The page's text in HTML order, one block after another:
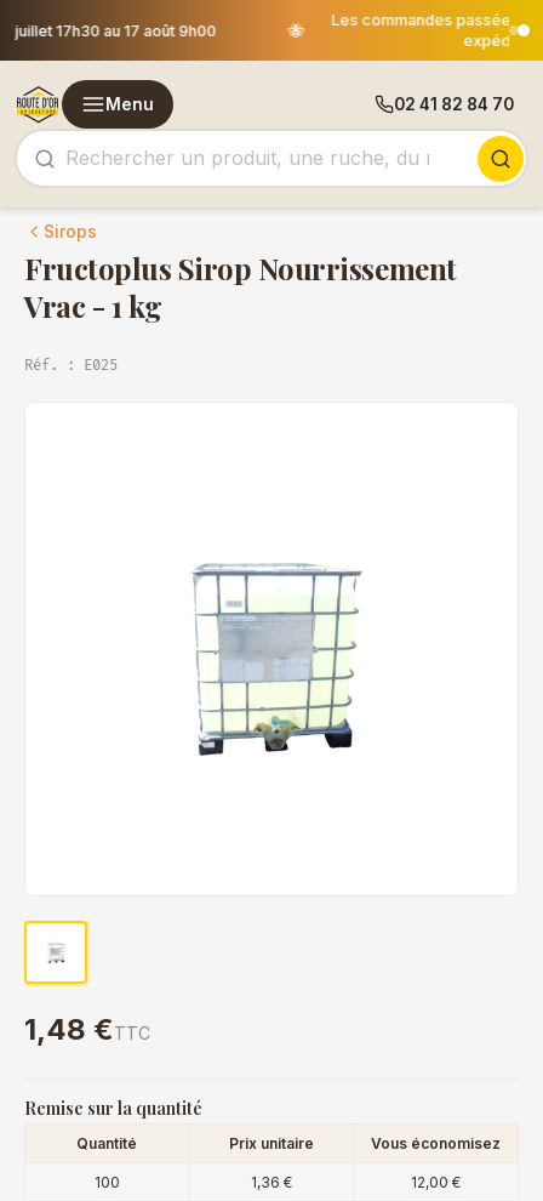
🐝
Les commandes passées après le 30 juillet 12h00 seront
expédiées le 18 août
Menu 02 41 82 84 70
Sirops
Fructoplus Sirop Nourrissement
Vrac - 1 kg
Réf. : E025
1,48 €TTC
Remise sur la quantité
Quantité Prix unitaire Vous économisez
100 1,36 € 12,00 €